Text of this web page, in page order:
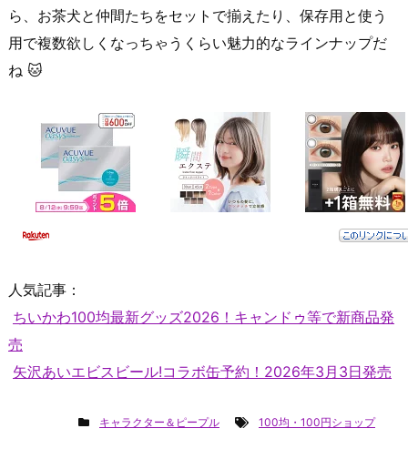
ら、お茶犬と仲間たちをセットで揃えたり、保存用と使う
用で複数欲しくなっちゃうくらい魅力的なラインナップだ
ね 🐱
人気記事：
ちいかわ100均最新グッズ2026！キャンドゥ等で新商品発
売
矢沢あいエビスビール!コラボ缶予約！2026年3月3日発売
キャラクター＆ピープル 100均・100円ショップ